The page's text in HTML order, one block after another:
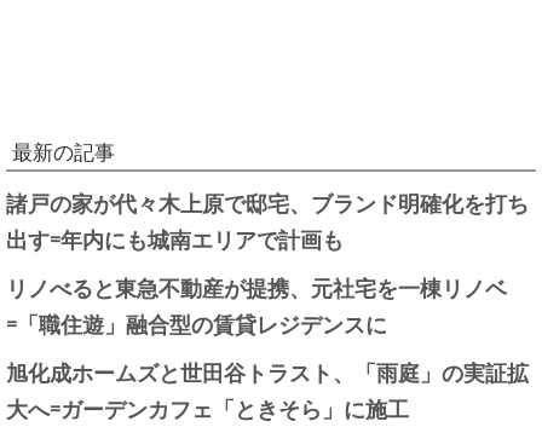
最新の記事
諸戸の家が代々木上原で邸宅、ブランド明確化を打ち
出す=年内にも城南エリアで計画も
リノべると東急不動産が提携、元社宅を一棟リノベ
=「職住遊」融合型の賃貸レジデンスに
旭化成ホームズと世田谷トラスト、「雨庭」の実証拡
大へ=ガーデンカフェ「ときそら」に施工